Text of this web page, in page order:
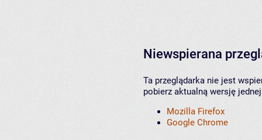
Niewspierana
Ta przeglądarka nie jest
pobierz aktualną wersję
Mozilla Firefox
Google Chrome